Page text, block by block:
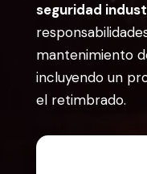
seguridad
mantenimiento
incluyendo un
el retimbrado.